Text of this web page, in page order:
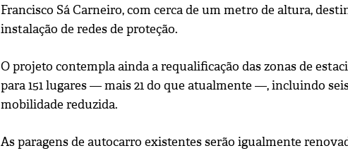
Francisco Sá Carneiro, com cerca de um metro de altura,
instalação de redes de proteção.
O projeto contempla ainda a requalificação das zonas de
para 151 lugares — mais 21 do que atualmente —, incluindo
mobilidade reduzida.
As paragens de autocarro existentes serão igualmente